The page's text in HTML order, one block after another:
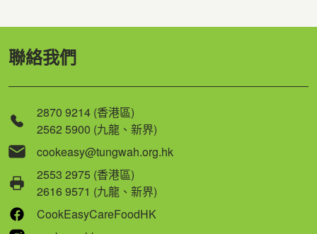
聯絡我們
2870 9214 (香港區)
2562 5900 (九龍、新界)
cookeasy@tungwah.org.hk
2553 2975 (香港區)
2616 9571 (九龍、新界)
CookEasyCareFoodHK